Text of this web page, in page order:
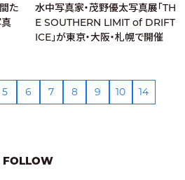
た
水中写真家・茂野優太写真展「TH
E SOUTHERN LIMIT of DRIFT
ICE」が東京・大阪・札幌で開催
5 6 7 8 9 10 14
FOLLOW